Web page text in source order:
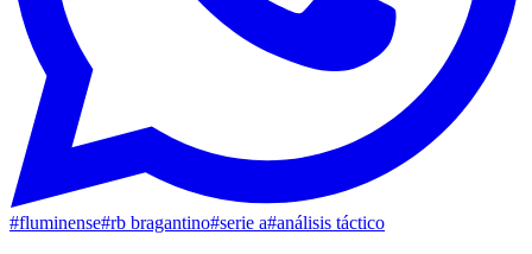
#fluminense#rb bragantino#serie a#análisis táctico